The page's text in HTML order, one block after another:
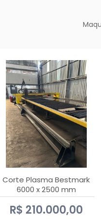
Corte Plasma Bestmark
6000 x 2500 mm
Hypertherm MaxPro 200
R$ 210.000,00